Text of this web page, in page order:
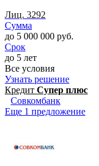
Лиц. 3292
Сумма
до 5 000 000 руб.
Срок
до 5 лет
Все условия
Узнать решение
Кредит Супер плюс
Совкомбанк
Еще 1 предложение